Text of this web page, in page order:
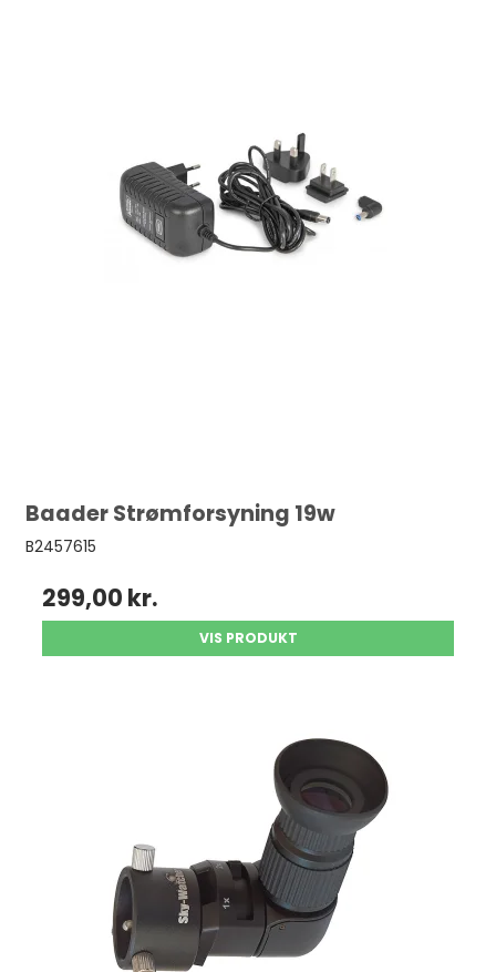
Baader Strømforsyning 19w
B2457615
299,00 kr.
VIS PRODUKT